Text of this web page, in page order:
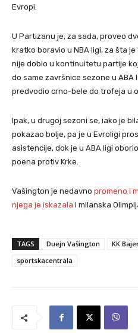
Evropi.
U Partizanu je, za sada, proveo
kratko boravio u NBA ligi, za šta
nije dobio u kontinuitetu partije
do same završnice sezone u ABA
predvodio crno-bele do trofeja u
Ipak, u drugoj sezoni se, iako je
pokazao bolje, pa je u Evroligi
asistencije, dok je u ABA ligi
poena protiv Krke.
Vašington je nedavno promeno i
njega je iskazala i milanska
TAGS Duejn Vašington KK
sportskacentrala